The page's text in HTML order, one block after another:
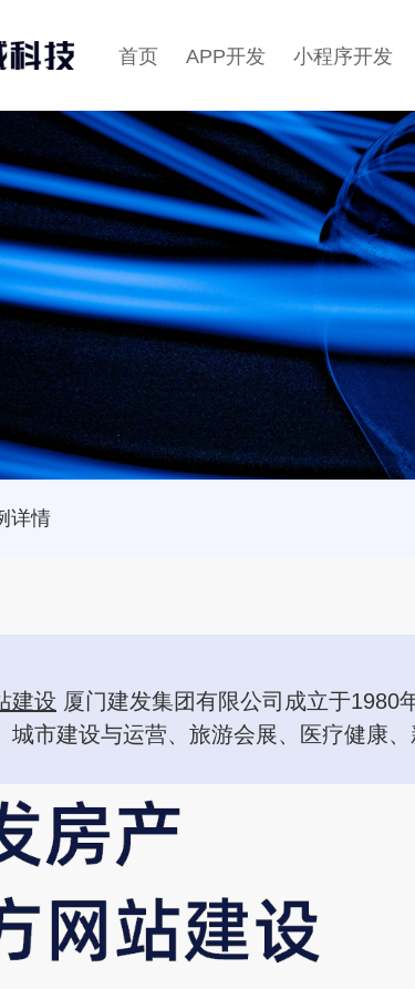
首页 APP开发 小程序开发
详情
建设 厦门建发集团有限公司成立于1980
城市建设与运营、旅游会展、医疗健康、